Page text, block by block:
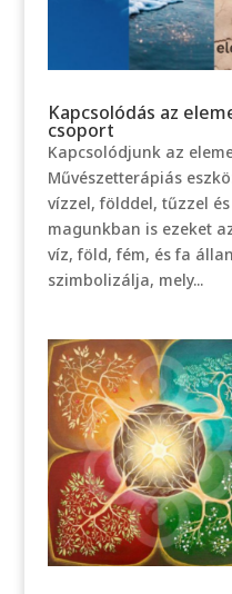
Kapcsolódás az
csoport
Kapcsolódjunk az
Művészetterápiás
vízzel, földdel, tűzzel
magunkban is ezeket
víz, föld, fém, és fa
szimbolizálja, mely...